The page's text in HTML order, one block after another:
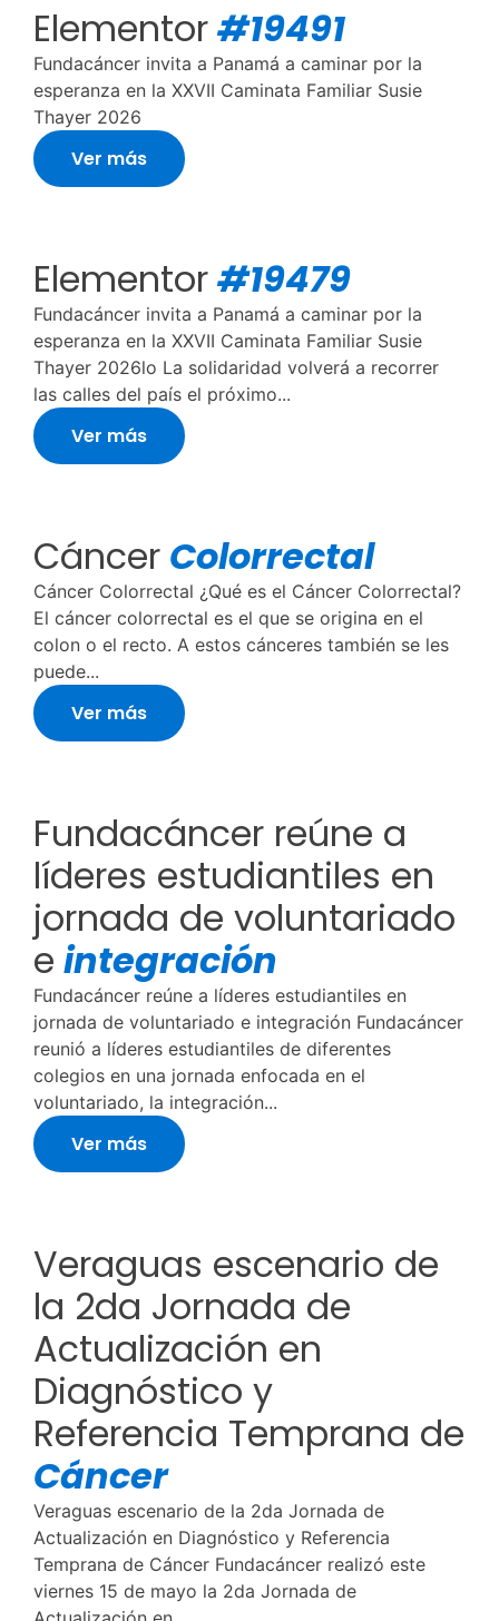
Elementor#19491
Fundacáncer invita a Panamá a caminar por la
esperanza en la XXVII Caminata Familiar Susie
Thayer 2026
Ver más
Elementor#19479
Fundacáncer invita a Panamá a caminar por la
esperanza en la XXVII Caminata Familiar Susie
Thayer 2026lo La solidaridad volverá a recorrer
las calles del país el próximo...
Ver más
Cáncer Colorrectal
Cáncer Colorrectal ¿Qué es el Cáncer Colorrectal?
El cáncer colorrectal es el que se origina en el
colon o el recto. A estos cánceres también se les
puede...
Ver más
Fundacáncer reúne a
líderes estudiantiles en
jornada de voluntariado
e integración
Fundacáncer reúne a líderes estudiantiles en
jornada de voluntariado e integración Fundacáncer
reunió a líderes estudiantiles de diferentes
colegios en una jornada enfocada en el
voluntariado, la integración...
Ver más
Veraguas escenario de
la 2da Jornada de
Actualización en
Diagnóstico y
Referencia Temprana de
Cáncer
Veraguas escenario de la 2da Jornada de
Actualización en Diagnóstico y Referencia
Temprana de Cáncer Fundacáncer realizó este
viernes 15 de mayo la 2da Jornada de